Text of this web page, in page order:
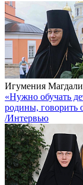
Игумения
«Нужно обучать
родины, говорить
/Интервью